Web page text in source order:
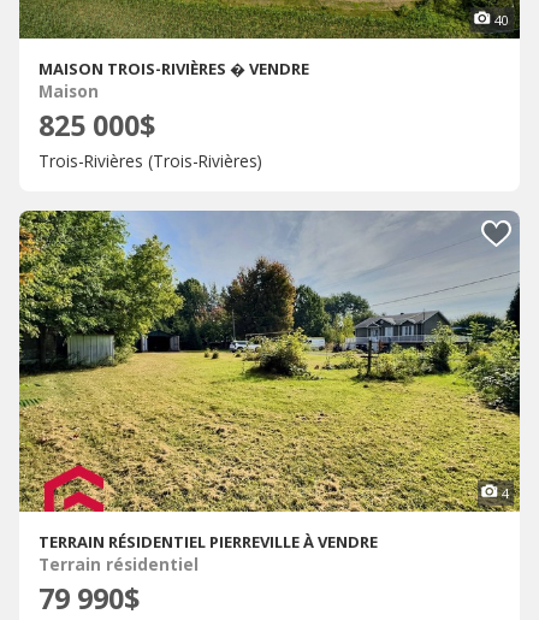
40
MAISON TROIS-RIVIÈRES � VENDRE
Maison
825 000$
Trois-Rivières (Trois-Rivières)
4
TERRAIN RÉSIDENTIEL PIERREVILLE À VENDRE
Terrain résidentiel
79 990$